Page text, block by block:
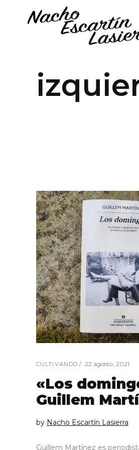
CULTIVANDO 22 agosto, 2021
«Los
Guillem
by Nacho Escartín Lasierra
Guillem Martínez es